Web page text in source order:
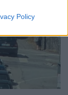
Policy